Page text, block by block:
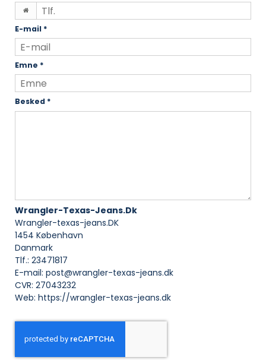
E-mail *
Emne *
Besked *
Wrangler-Texas-Jeans.Dk
Wrangler-texas-jeans.DK
1454 København
Danmark
Tlf.: 23471817
E-mail: post@wrangler-texas-jeans.dk
CVR: 27043232
Web: https://wrangler-texas-jeans.dk